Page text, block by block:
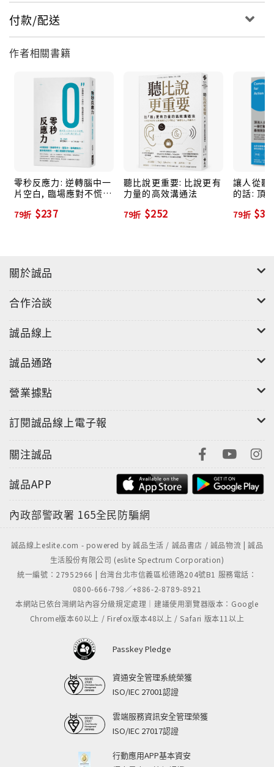
親自驗證上萬張A4筆記後，所創造的獨一無二「零秒思
考力」，
是最簡單、且最有效的腦力鍛鍊方法。
對於掌握現狀、釐清問題或實際行動，都能立即浮現想
即使是人生突如其來的變化，也能面對及預測未來。
可以將筆記寄給作者，作者就會親自給你建議喔！
→詳情請見本書最末頁！
******************************************************
【示範影片分享（日文）】
下筆記內容）
v=iPKBdlz5WHk
書いたメモを保存する方法は？｜「ゼロ秒思考」のメ
（零秒思考力 [實踐篇]：筆記保存法）
https://www.youtube.com/watch?
v=BpCOWijHgGU
付款/配送
作者相關書籍
零秒反應力: 逆轉腦中一
片空白, 臨場應對不慌
79折 $237
聽比說更重要: 比說更有
力量的高效溝通法
79折 $252
讓人從聽
的話: 頂
話術!
79折
關於誠品
合作洽談
誠品線上
誠品通路
營業據點
訂閱誠品線上電子報
關注誠品
誠品APP
內政部警政署 165全民防騙網
誠品線上eslite.com - powered by 誠品生活 / 誠品書店 / 誠品物流 | 誠品
生活股份有限公司 (eslite Spectrum Corporation)
統一編號：27952966 | 台灣台北市信義區松德路204號B1 服務電話：
0800-666-798／+886-2-8789-8921
本網站已依台灣網站內容分級規定處理｜建議使用瀏覽器版本：Google
Chrome版本60以上 / Firefox版本48以上 / Safari 版本11以上
Passkey Pledge
資通安全管理系統榮獲
ISO/IEC 27001認證
雲端服務資訊安全管理榮獲
ISO/IEC 27017認證
行動應用APP基本資安